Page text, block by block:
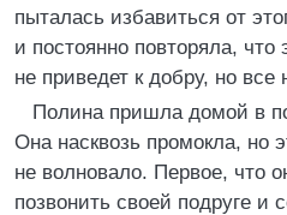
пыталась избавиться от
и постоянно повторяла, что
не приведет к добру, но все
Полина пришла домой в
Она насквозь промокла, но
не волновало. Первое, что
позвонить своей подруге и